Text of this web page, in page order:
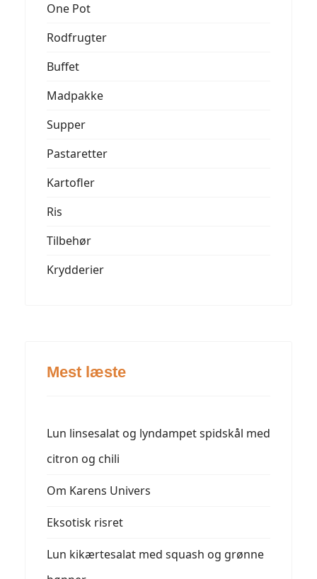
One Pot
Rodfrugter
Buffet
Madpakke
Supper
Pastaretter
Kartofler
Ris
Tilbehør
Krydderier
Mest læste
Lun linsesalat og lyndampet spidskål med
citron og chili
Om Karens Univers
Eksotisk risret
Lun kikærtesalat med squash og grønne